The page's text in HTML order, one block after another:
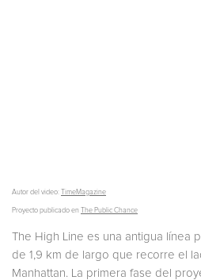
Autor del video: TimeMagazine
Proyecto publicado en The Public Chance
The High Line es una antigua línea
de 1,9 km de largo que recorre el
Manhattan. La primera fase del